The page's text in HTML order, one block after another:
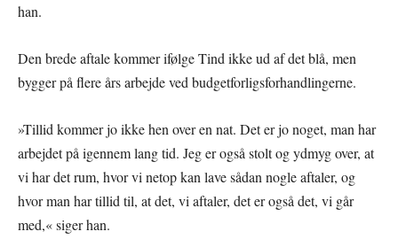
han.
Den brede aftale kommer ifølge Tind ikke ud af det blå, men
bygger på flere års arbejde ved budgetforligsforhandlingerne.
»Tillid kommer jo ikke hen over en nat. Det er jo noget, man har
arbejdet på igennem lang tid. Jeg er også stolt og ydmyg over, at
vi har det rum, hvor vi netop kan lave sådan nogle aftaler, og
hvor man har tillid til, at det, vi aftaler, det er også det, vi går
med,« siger han.